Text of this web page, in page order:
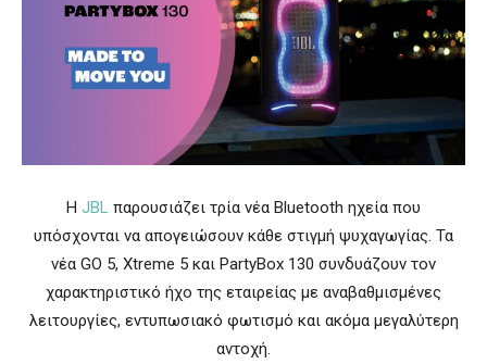
Η JBL παρουσιάζει τρία νέα Bluetooth ηχεία που
υπόσχονται να απογειώσουν κάθε στιγμή ψυχαγωγίας. Τα
νέα GO 5, Xtreme 5 και PartyBox 130 συνδυάζουν τον
χαρακτηριστικό ήχο της εταιρείας με αναβαθμισμένες
λειτουργίες, εντυπωσιακό φωτισμό και ακόμα μεγαλύτερη
αντοχή.